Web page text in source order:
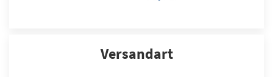
Versandart